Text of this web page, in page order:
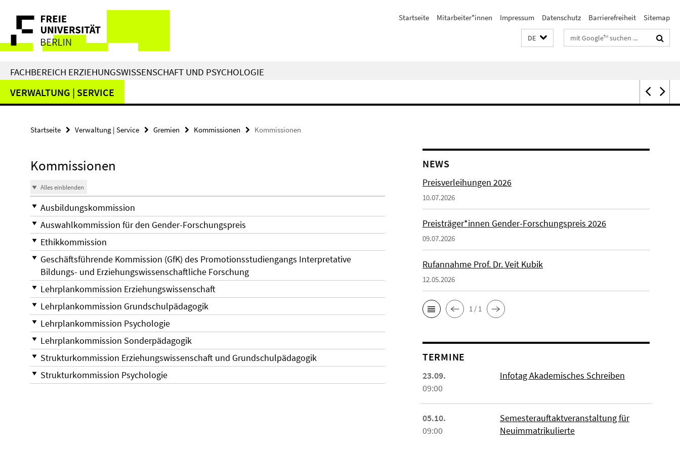
direkt
Inhalt
Service-
Navigation
Startseite Mitarbeiter*innen Impressum Datenschutz Barrierefreiheit Sitemap
DE Suchbegriffe
FACHBEREICH ERZIEHUNGSWISSENSCHAFT UND PSYCHOLOGIE
VERWALTUNG | SERVICE
Startseite Verwaltung | Service Gremien Kommissionen Kommissionen
Kommissionen
Alles einblenden
Ausbildungskommission
Auswahlkommission für den Gender-Forschungspreis
Ethikkommission
Geschäftsführende Kommission (GfK) des Promotionsstudiengangs Interpretative
Bildungs- und Erziehungswissenschaftliche Forschung
Lehrplankommission Erziehungswissenschaft
Lehrplankommission Grundschulpädagogik
Lehrplankommission Psychologie
Lehrplankommission Sonderpädagogik
Strukturkommission Erziehungswissenschaft und Grundschulpädagogik
Strukturkommission Psychologie
NEWS
Preisverleihungen 2026
10.07.2026
Preisträger*innen Gender-Forschungspreis 2026
09.07.2026
Rufannahme Prof. Dr. Veit Kubik
12.05.2026
1 / 1
TERMINE
23.09.
09:00
Infotag Akademisches Schreiben
05.10.
09:00
Semesterauftaktveranstaltung für
Neuimmatrikulierte